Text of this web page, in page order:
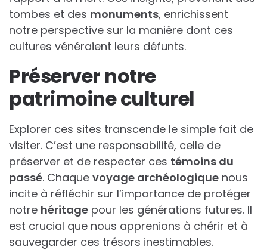
tombes et des monuments, enrichissent
notre perspective sur la manière dont ces
cultures vénéraient leurs défunts.
Préserver notre
patrimoine culturel
Explorer ces sites transcende le simple fait de
visiter. C’est une responsabilité, celle de
préserver et de respecter ces témoins du
passé. Chaque voyage archéologique nous
incite à réfléchir sur l’importance de protéger
notre héritage pour les générations futures. Il
est crucial que nous apprenions à chérir et à
sauvegarder ces trésors inestimables.